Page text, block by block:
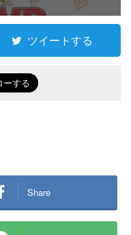
ツイートする
Share